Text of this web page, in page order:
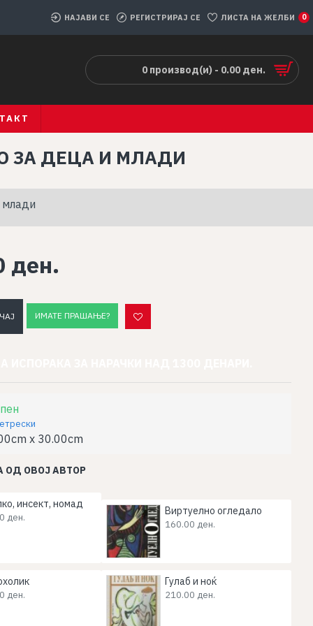
НАЈАВИ СЕ РЕГИСТРИРАЈ СЕ ЛИСТА НА ЖЕЛБИ 0
0 производ(и) - 0.00 ден.
млади
ЗА ДЕЦА И МЛАДИ
x 30.00cm
ден.
ИМАТЕ ПРАШАЊЕ?
ОД ОВОЈ АВТОР
инсект, номад
ден.
Виртуелно огледало
160.00 ден.
ден.
Гулаб и ноќ
210.00 ден.